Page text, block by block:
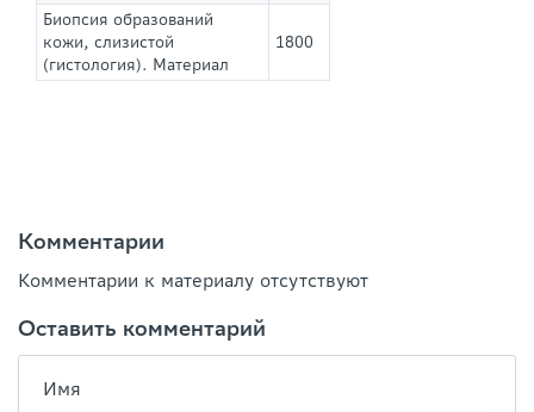
Биопсия образований
кожи, слизистой
(гистология). Материал
1800
Комментарии
Комментарии к материалу отсутствуют
Оставить комментарий
Имя